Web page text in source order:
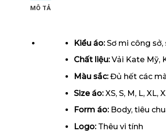
MÔ TẢ
Kiểu áo:Sơ mi công
Chất liệu:Vải Kate Mỹ,
Màu sắc:Đủ hết các
Size áo:XS, S, M, L, XL,
Formáo: Body, tiêu
Logo: Thêu vi tính